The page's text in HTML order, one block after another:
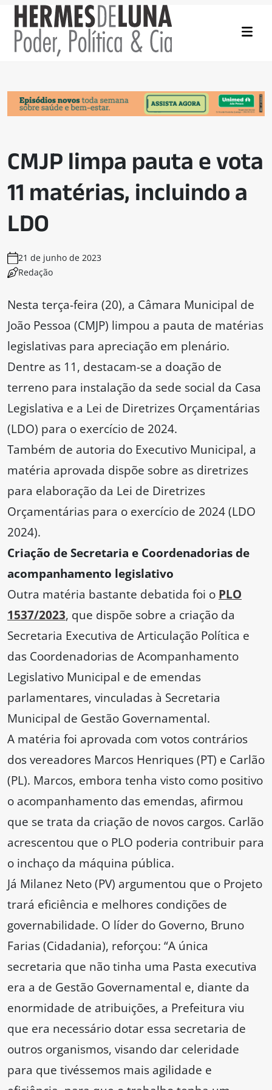
CMJP limpa pauta e vota
11 matérias, incluindo a
LDO
21 de junho de 2023
Redação
Nesta terça-feira (20), a Câmara Municipal de
João Pessoa (CMJP) limpou a pauta de matérias
legislativas para apreciação em plenário.
Dentre as 11, destacam-se a doação de
terreno para instalação da sede social da Casa
Legislativa e a Lei de Diretrizes Orçamentárias
(LDO) para o exercício de 2024.
Também de autoria do Executivo Municipal, a
matéria aprovada dispõe sobre as diretrizes
para elaboração da Lei de Diretrizes
Orçamentárias para o exercício de 2024 (LDO
2024).
Criação de Secretaria e Coordenadorias de
acompanhamento legislativo
Outra matéria bastante debatida foi o PLO
1537/2023, que dispõe sobre a criação da
Secretaria Executiva de Articulação Política e
das Coordenadorias de Acompanhamento
Legislativo Municipal e de emendas
parlamentares, vinculadas à Secretaria
Municipal de Gestão Governamental.
A matéria foi aprovada com votos contrários
dos vereadores Marcos Henriques (PT) e Carlão
(PL). Marcos, embora tenha visto como positivo
o acompanhamento das emendas, afirmou
que se trata da criação de novos cargos. Carlão
acrescentou que o PLO poderia contribuir para
o inchaço da máquina pública.
Já Milanez Neto (PV) argumentou que o Projeto
trará eficiência e melhores condições de
governabilidade. O líder do Governo, Bruno
Farias (Cidadania), reforçou: “A única
secretaria que não tinha uma Pasta executiva
era a de Gestão Governamental e, diante da
enormidade de atribuições, a Prefeitura viu
que era necessário dotar essa secretaria de
outros organismos, visando dar celeridade
para que tivéssemos mais agilidade e